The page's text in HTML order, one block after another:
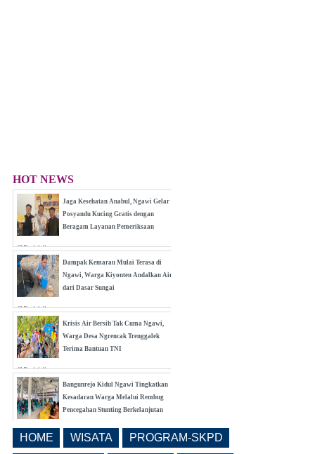
HOT NEWS
Jaga Kesehatan Anabul, Ngawi Gelar
Posyandu Kucing Gratis dengan
Beragam Layanan Pemeriksaan
(0 Reply(s))
Dampak Kemarau Mulai Terasa di
Ngawi, Warga Kiyonten Andalkan Air
dari Dasar Sungai
(0 Reply(s))
Krisis Air Bersih Tak Cuma Ngawi,
Warga Desa Ngrencak Trenggalek
Terima Bantuan TNI
(0 Reply(s))
Bangunrejo Kidul Ngawi Tingkatkan
Kesadaran Warga Melalui Rembug
Pencegahan Stunting Berkelanjutan
HOME WISATA PROGRAM-SKPD